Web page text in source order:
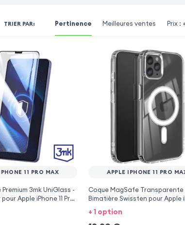
TRIER PAR: Pertinence Meilleures ventes Prix :
11 PRO MAX
3mk UniGlass -
Apple iPhone 11 Pro
APPLE IPHONE 11 PRO
Coque MagSafe Transparente
Bimatière Swissten pour Apple
11 Pro Max
+ 1 option